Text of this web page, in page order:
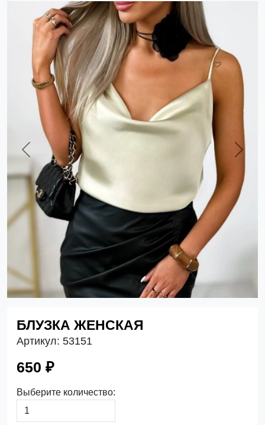
Previous Next
БЛУЗКА ЖЕНСКАЯ
Артикул: 53151
650 ₽
Выберите количество: